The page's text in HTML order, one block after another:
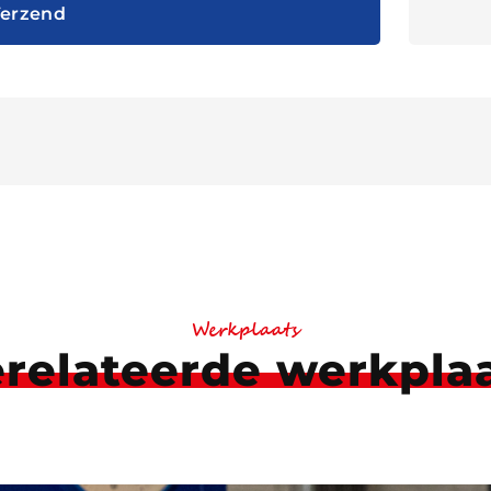
Werkplaats